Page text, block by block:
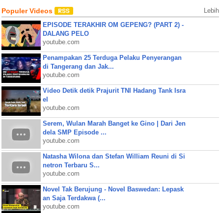
Populer Videos Lebih
EPISODE TERAKHIR OM GEPENG? (PART 2) -
DALANG PELO
youtube.com
Penampakan 25 Terduga Pelaku Penyerangan
di Tangerang dan Jak...
youtube.com
Video Detik detik Prajurit TNI Hadang Tank Isra
el
youtube.com
Serem, Wulan Marah Banget ke Gino | Dari Jen
dela SMP Episode ...
youtube.com
Natasha Wilona dan Stefan William Reuni di Si
netron Terbaru S...
youtube.com
Novel Tak Berujung - Novel Baswedan: Lepask
an Saja Terdakwa (...
youtube.com